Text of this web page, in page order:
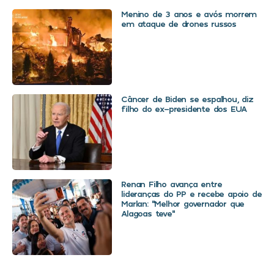
Menino de 3 anos e avós morrem
em ataque de drones russos
Câncer de Biden se espalhou, diz
filho do ex-presidente dos EUA
Renan Filho avança entre
lideranças do PP e recebe apoio de
Marlan: “Melhor governador que
Alagoas teve”